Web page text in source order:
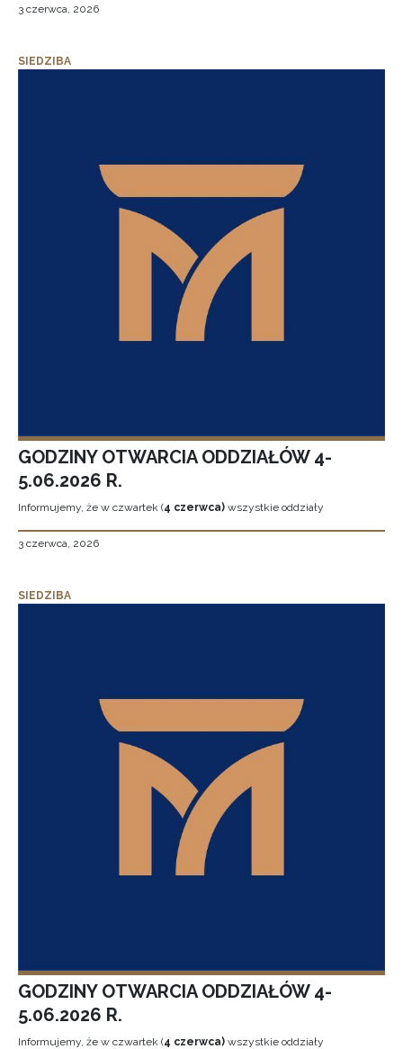
3 czerwca, 2026
SIEDZIBA
GODZINY OTWARCIA ODDZIAŁÓW 4-
5.06.2026 R.
Informujemy, że w czwartek (4 czerwca) wszystkie oddziały
3 czerwca, 2026
SIEDZIBA
GODZINY OTWARCIA ODDZIAŁÓW 4-
5.06.2026 R.
Informujemy, że w czwartek (4 czerwca) wszystkie oddziały